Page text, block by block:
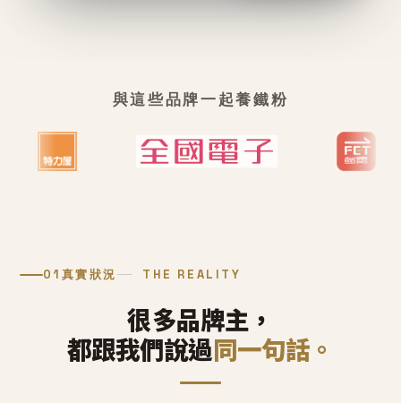
與這些品牌一起養鐵粉
01 真實狀況 THE REALITY
很多品牌主，
都跟我們說過同一句話。